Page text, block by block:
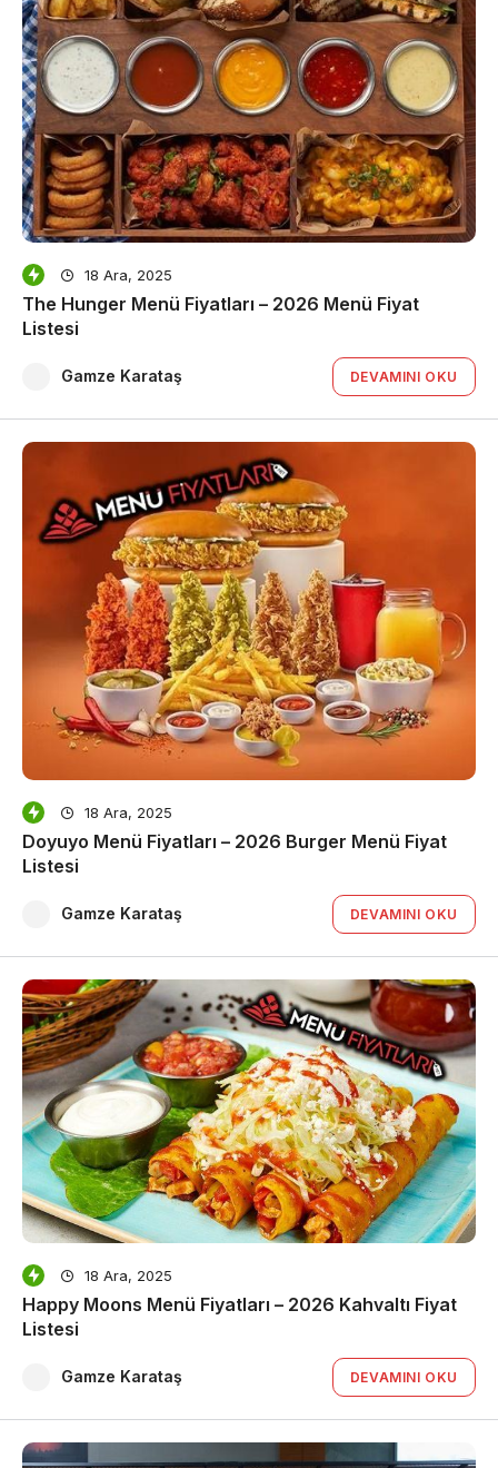
18 Ara, 2025
The Hunger Menü Fiyatları – 2026 Menü Fiyat
Listesi
Gamze Karataş DEVAMINI OKU
18 Ara, 2025
Doyuyo Menü Fiyatları – 2026 Burger Menü Fiyat
Listesi
Gamze Karataş DEVAMINI OKU
18 Ara, 2025
Happy Moons Menü Fiyatları – 2026 Kahvaltı Fiyat
Listesi
Gamze Karataş DEVAMINI OKU